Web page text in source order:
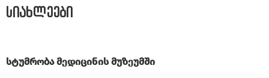
სიახლეები
სტუმრობა მედიცინის მუზეუმში